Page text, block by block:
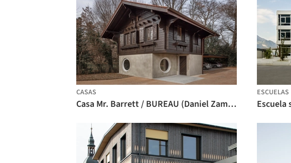
CASAS
Casa Mr. Barrett / BUREAU (Daniel Zamarbide, Carine Pimenta, Galliane Zamarbide)
ESCUELAS